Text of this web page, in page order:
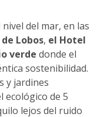
del mar, en las
Lobos, el Hotel
verde donde el
sostenibilidad.
y jardines
ecológico de 5
lejos del ruido